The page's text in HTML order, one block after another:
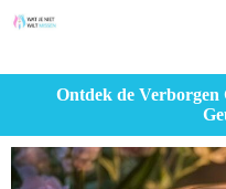
Ontdek de Verborgen